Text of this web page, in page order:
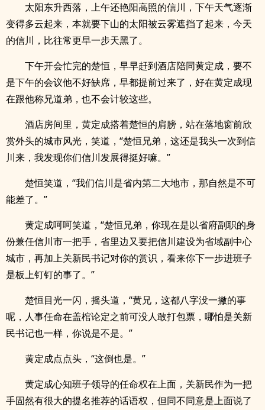
太阳东升西落，上午还艳阳高照的信川，下午天气逐渐
变得多云起来，本就要下山的太阳被云雾遮挡了起来，今天
的信川，比往常更早一步天黑了。
下午开会忙完的楚恒，早早赶到酒店陪同黄定成，要不
是下午的会议他不好缺席，早都提前过来了，好在黄定成现
在跟他称兄道弟，也不会计较这些。
酒店房间里，黄定成搭着楚恒的肩膀，站在落地窗前欣
赏外头的城市风光，笑道，“楚恒兄弟，这还是我头一次到信
川来，我发现你们信川发展得挺好嘛。”
楚恒笑道，“我们信川是省内第二大地市，那自然是不可
能差了。”
黄定成呵呵笑道，“楚恒兄弟，你现在是以省府副职的身
份兼任信川市一把手，省里边又要把信川建设为省域副中心
城市，再加上关新民书记对你的赏识，看来你下一步进班子
是板上钉钉的事了。”
楚恒目光一闪，摇头道，“黄兄，这都八字没一撇的事
呢，人事任命在盖棺论定之前可没人敢打包票，哪怕是关新
民书记也一样，你说是不是。”
黄定成点点头，“这倒也是。”
黄定成心知班子领导的任命权在上面，关新民作为一把
手固然有很大的提名推荐的话语权，但同不同意是上面说了